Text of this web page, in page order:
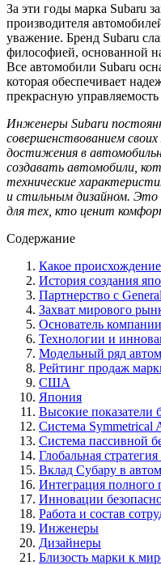
За эти годы марка Subaru
производителя
уважение. Бренд Subaru
философией, основанной
Все автомобили Subaru
которая обеспечивает
прекрасную
Инженеры Subaru
совершенствованием своих
достижения в
создавать автомобили,
технические
и стильным дизайном. Это
для тех, кто ценит
Содержание
Какое
История создания
Партнерство с
Захват мирового
Основатель
Технологии и
Модельный ряд
Рейтинг продаж
США
Япония
Высокие показатели
Система Symmetrical
Система пассивной
Глобальная
Вклад Субару в
Интеграция полного
Инновации
Работа и состав
Инженеры
Дизайнеры
Близость марки к